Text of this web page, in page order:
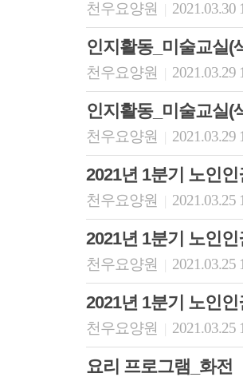
천우요양원 2021.03.30
인지활동_미술교실(
천우요양원 2021.03.29
인지활동_미술교실(
천우요양원 2021.03.29
2021년 1분기 노인
천우요양원 2021.03.25
2021년 1분기 노인
천우요양원 2021.03.25
2021년 1분기 노인
천우요양원 2021.03.25
요리 프로그램_화전